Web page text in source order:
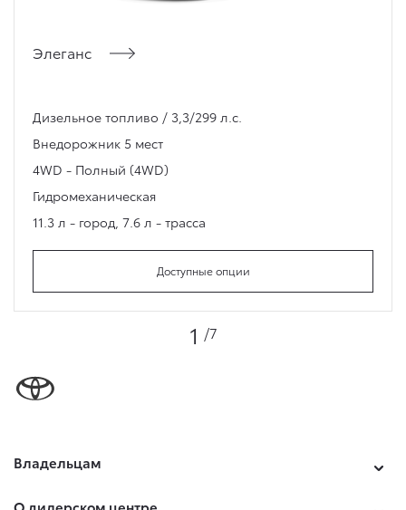
Элеганс
Дизельное топливо / 3,3/299 л.с.
Внедорожник 5 мест
4WD - Полный (4WD)
Гидромеханическая
11.3 л - город, 7.6 л - трасса
Доступные опции
1 /7
Владельцам